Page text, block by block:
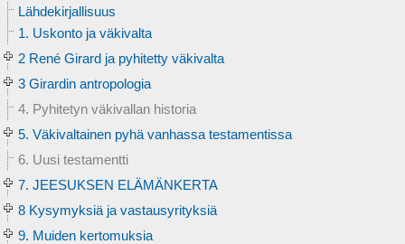
Lähdekirjallisuus
1. Uskonto ja väkivalta
2 René Girard ja pyhitetty väkivalta
3 Girardin antropologia
4. Pyhitetyn väkivallan historia
5. Väkivaltainen pyhä vanhassa testamentissa
6. Uusi testamentti
7. JEESUKSEN ELÄMÄNKERTA
8 Kysymyksiä ja vastausyrityksiä
9. Muiden kertomuksia